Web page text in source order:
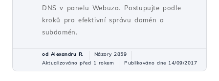
DNS v panelu Webuzo. Postupujte podle
kroků pro efektivní správu domén a
subdomén.
od Alexandru R.
Názory 2859
Aktualizováno před 1 rokem
Publikováno dne 14/09/2017